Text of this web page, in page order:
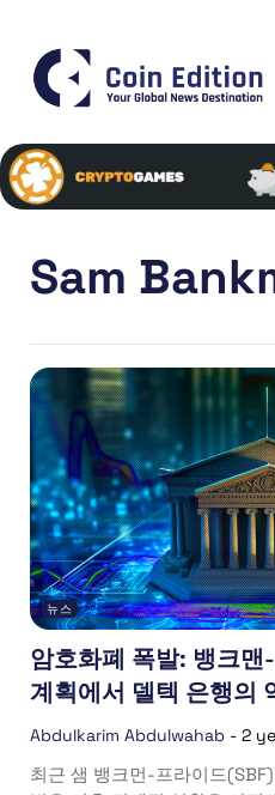
Sam
뉴스
암호화폐 폭발: 뱅크
계획에서 델텍 은행의
Abdulkarim Abdulwahab - 2
최근 샘 뱅크먼-프라이드